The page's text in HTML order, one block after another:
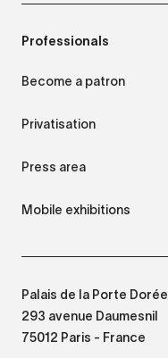
Professionals
Become a patron
Privatisation
Press area
Mobile exhibitions
Palais de la Porte Dorée
293 avenue Daumesnil
75012 Paris - France